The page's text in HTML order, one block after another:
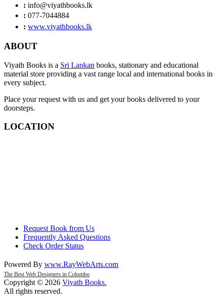
: info@viyathbooks.lk
: 077-7044884
: www.viyathbooks.lk
ABOUT
Viyath Books is a Sri Lankan books, stationary and educational
material store providing a vast range local and international books in
every subject.
Place your request with us and get your books delivered to your
doorsteps.
LOCATION
Request Book from Us
Frequently Asked Questions
Check Order Status
Powered By www.RayWebArts.com
The Best Web Designers in Colombo
Copyright © 2026 Viyath Books.
All rights reserved.